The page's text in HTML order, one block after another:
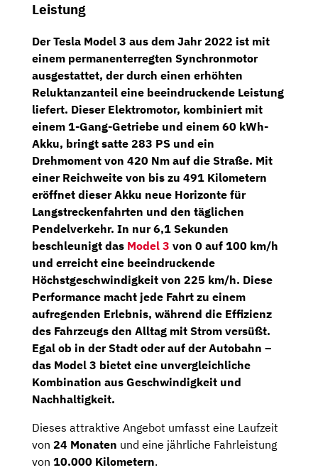
Leistung
Der Tesla Model 3 aus dem Jahr 2022 ist mit
einem permanenterregten Synchronmotor
ausgestattet, der durch einen erhöhten
Reluktanzanteil eine beeindruckende Leistung
liefert. Dieser Elektromotor, kombiniert mit
einem 1-Gang-Getriebe und einem 60 kWh-
Akku, bringt satte 283 PS und ein
Drehmoment von 420 Nm auf die Straße. Mit
einer Reichweite von bis zu 491 Kilometern
eröffnet dieser Akku neue Horizonte für
Langstreckenfahrten und den täglichen
Pendelverkehr. In nur 6,1 Sekunden
beschleunigt das Model 3 von 0 auf 100 km/h
und erreicht eine beeindruckende
Höchstgeschwindigkeit von 225 km/h. Diese
Performance macht jede Fahrt zu einem
aufregenden Erlebnis, während die Effizienz
des Fahrzeugs den Alltag mit Strom versüßt.
Egal ob in der Stadt oder auf der Autobahn –
das Model 3 bietet eine unvergleichliche
Kombination aus Geschwindigkeit und
Nachhaltigkeit.
Dieses attraktive Angebot umfasst eine Laufzeit
von 24 Monaten und eine jährliche Fahrleistung
von 10.000 Kilometern.